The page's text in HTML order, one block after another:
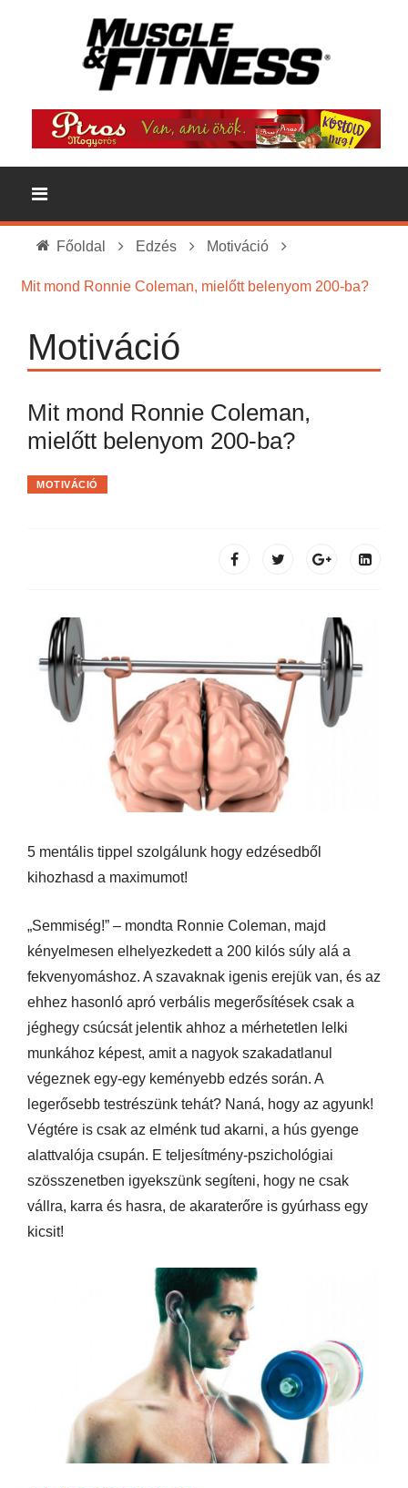
Főoldal Edzés Motiváció
Mit mond Ronnie Coleman, mielőtt belenyom 200-ba?
Motiváció
Mit mond Ronnie Coleman,
mielőtt belenyom 200-ba?
MOTIVÁCIÓ
5 mentális tippel szolgálunk hogy edzésedből
kihozhasd a maximumot!
„Semmiség!” – mondta Ronnie Coleman, majd
kényelmesen elhelyezkedett a 200 kilós súly alá a
fekvenyomáshoz. A szavaknak igenis erejük van, és az
ehhez hasonló apró verbális megerősítések csak a
jéghegy csúcsát jelentik ahhoz a mérhetetlen lelki
munkához képest, amit a nagyok szakadatlanul
végeznek egy-egy keményebb edzés során. A
legerősebb testrészünk tehát? Naná, hogy az agyunk!
Végtére is csak az elménk tud akarni, a hús gyenge
alattvalója csupán. E teljesítmény-pszichológiai
szösszenetben igyekszünk segíteni, hogy ne csak
vállra, karra és hasra, de akaraterőre is gyúrhass egy
kicsit!